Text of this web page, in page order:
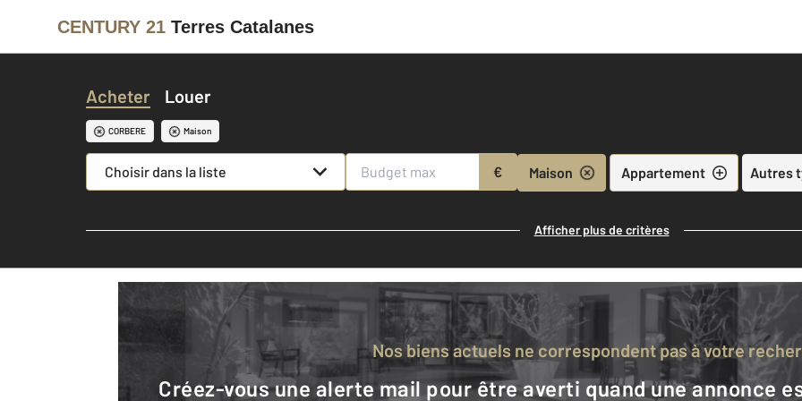
CENTURY 21 Terres Catalanes
Acheter Louer
CORBERE Maison
Choisir dans la liste € Maison Appartement Autres
Afficher plus de critères
Nos biens actuels ne correspondent pas à votre
Créez-vous une alerte mail pour être averti quand une annonce est en ligne et consultez la